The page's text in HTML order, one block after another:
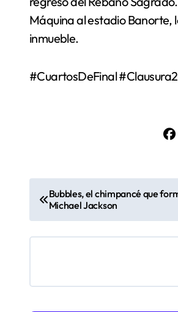
Máquina al estadio Banorte,
inmueble.
#CuartosDeFinal
N
a
v
g
Bubbles, el chimpancé que
Michael Jackson